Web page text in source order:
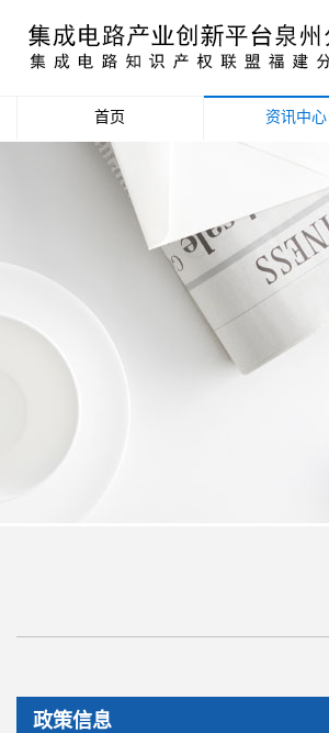
首页 资讯中心
政策信息
活动公告
数据统计分析
政策信息